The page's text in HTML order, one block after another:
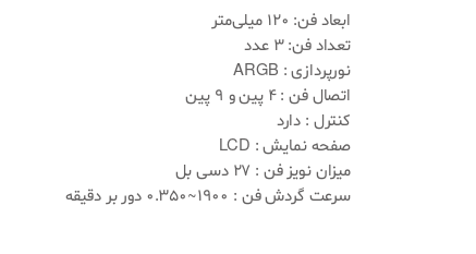
م
ت
ی
ا
ز
د
ه
0
.
0
0
ابعاد فن: 120 میلی‌متر
تعداد فن: 3 عدد
نورپردازی : ARGB
اتصال فن : 4 پین و 9 پین
کنترل : دارد
صفحه نمایش : LCD
میزان نویز فن : 27 دسی بل
سرعت گردش فن : 1900
~0.350 دور بر دقیقه